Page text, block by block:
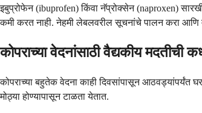
इबुप्रोफेन (ibuprofen) किंवा नॅप्रोक्सेन (naproxen)
कमी करत नाही. नेहमी लेबलवरील सूचनांचे पालन करा आणि
कोपराच्या वेदनांसाठी वैद्यकीय मदतीची
कोपराच्या बहुतेक वेदना काही दिवसांपासून आठवड्यांपर्यंत
मोठ्या होण्यापासून टाळता येतात.